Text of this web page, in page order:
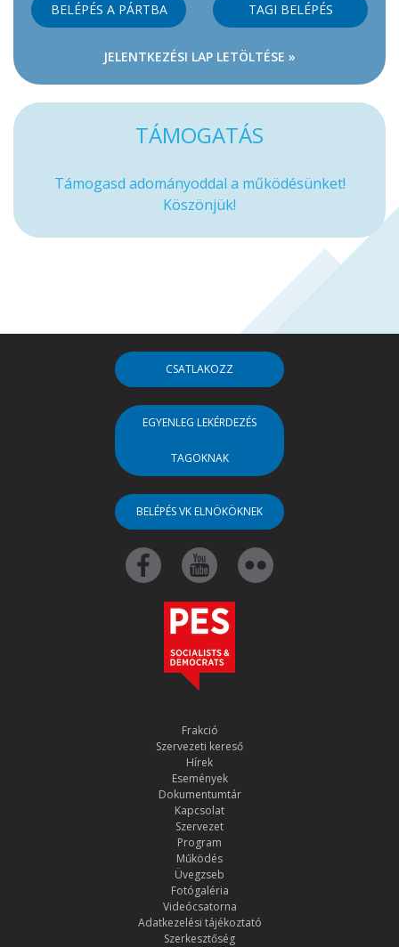
BELÉPÉS A PÁRTBA TAGI BELÉPÉS
JELENTKEZÉSI LAP LETÖLTÉSE »
TÁMOGATÁS
Támogasd adományoddal a működésünket!
Köszönjük!
CSATLAKOZZ
EGYENLEG LEKÉRDEZÉS
TAGOKNAK
BELÉPÉS VK ELNÖKÖKNEK
Frakció
Szervezeti kereső
Hírek
Események
Dokumentumtár
Kapcsolat
Szervezet
Program
Működés
Üvegzseb
Fotógaléria
Videócsatorna
Adatkezelési tájékoztató
Szerkesztőség